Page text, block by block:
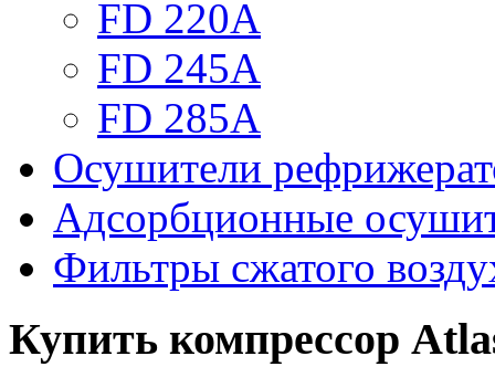
FD 220A
FD 245A
FD 285A
Осушители
Адсорбционные
Фильтры сжатого
Купить компрессор